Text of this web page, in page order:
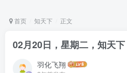
首页 知天下 正文
02月20日，星期二，知天下
羽化飞翔